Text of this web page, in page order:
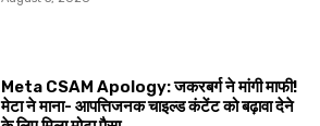
Meta CSAM Apology: जकरबर्ग ने मांगी माफी!
मेटा ने माना- आपत्तिजनक चाइल्ड कंटेंट को बढ़ावा देने